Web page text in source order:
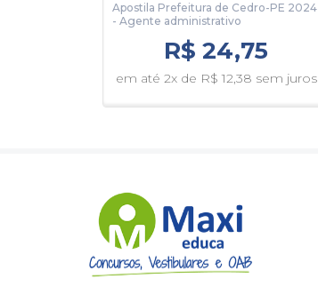
Apostila Prefeitura de Cedro-PE 2024
- Agente administrativo
R$ 24,75
em até 2x de R$ 12,38 sem juros